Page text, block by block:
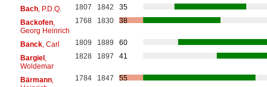
Bach, P.D.Q. 1807 1842
35
Backofen,
Georg Heinrich
1768 1830 38
Banck, Carl 1809 1889
60
Bargiel,
Woldemar
1828 1897 41
Bärmann,
1784 1847 55